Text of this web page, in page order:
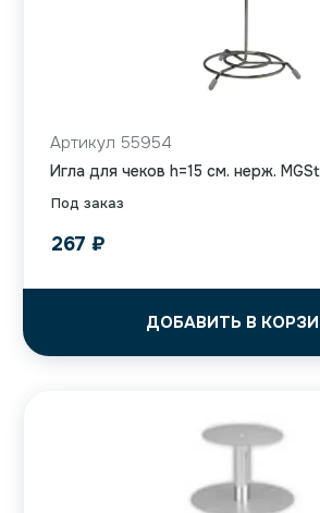
Под заказ
Артикул 55954
Игла для чеков h=15 см. нерж.
267 ₽
ДОБАВИТЬ В